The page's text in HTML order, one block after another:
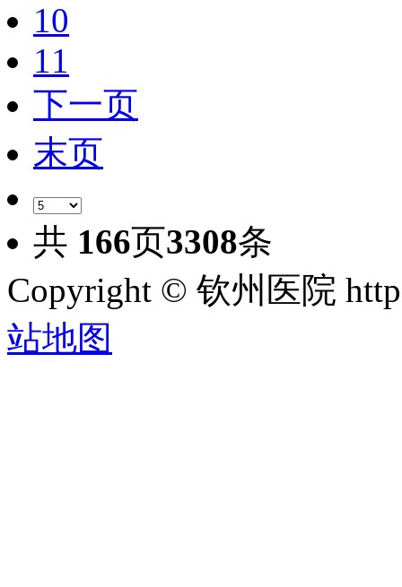
10
11
下一页
末页
共 166页3308条
Copyright © 钦州医院
站地图